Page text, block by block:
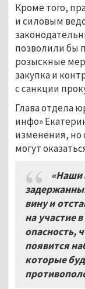
Кроме того,
и силовым
позволили бы
розыскные
закупка и
с санкции
Глава отдела
инфо»
изменения, но
могут
«Наши
вину и
на участие
опасность,
появится
которые